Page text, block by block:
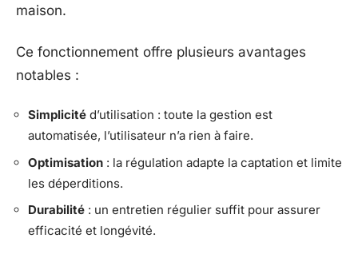
maison.
Ce fonctionnement offre plusieurs avantages
notables :
Simplicité d’utilisation : toute la gestion est
automatisée, l’utilisateur n’a rien à faire.
Optimisation : la régulation adapte la captation et limite
les déperditions.
Durabilité : un entretien régulier suffit pour assurer
efficacité et longévité.